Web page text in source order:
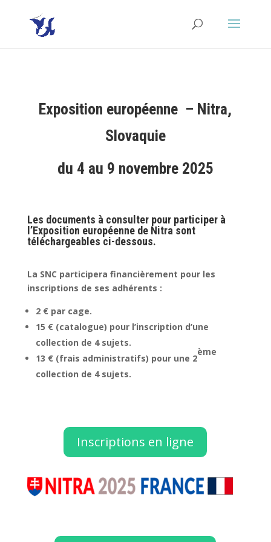
Exposition européenne – Nitra,
Slovaquie
du 4 au 9 novembre 2025
Les documents à consulter pour participer à
l’Exposition européenne de Nitra sont
téléchargeables ci-dessous.
La SNC participera financièrement pour les
inscriptions de ses adhérents :
2 € par cage.
15 € (catalogue) pour l’inscription d’une
collection de 4 sujets.
13 € (frais administratifs) pour une 2
ème
collection de 4 sujets.
Inscriptions en ligne